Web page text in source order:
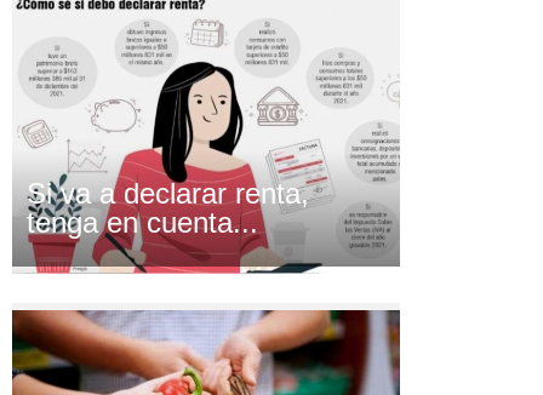
Si va a declarar renta,
tenga en cuenta...